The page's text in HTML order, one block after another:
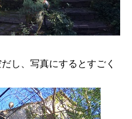
し、写真にするとすごく